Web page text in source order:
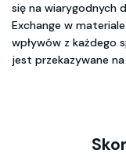
się na wiarygodnych
Exchange w
wpływów z każdego
jest przekazywane